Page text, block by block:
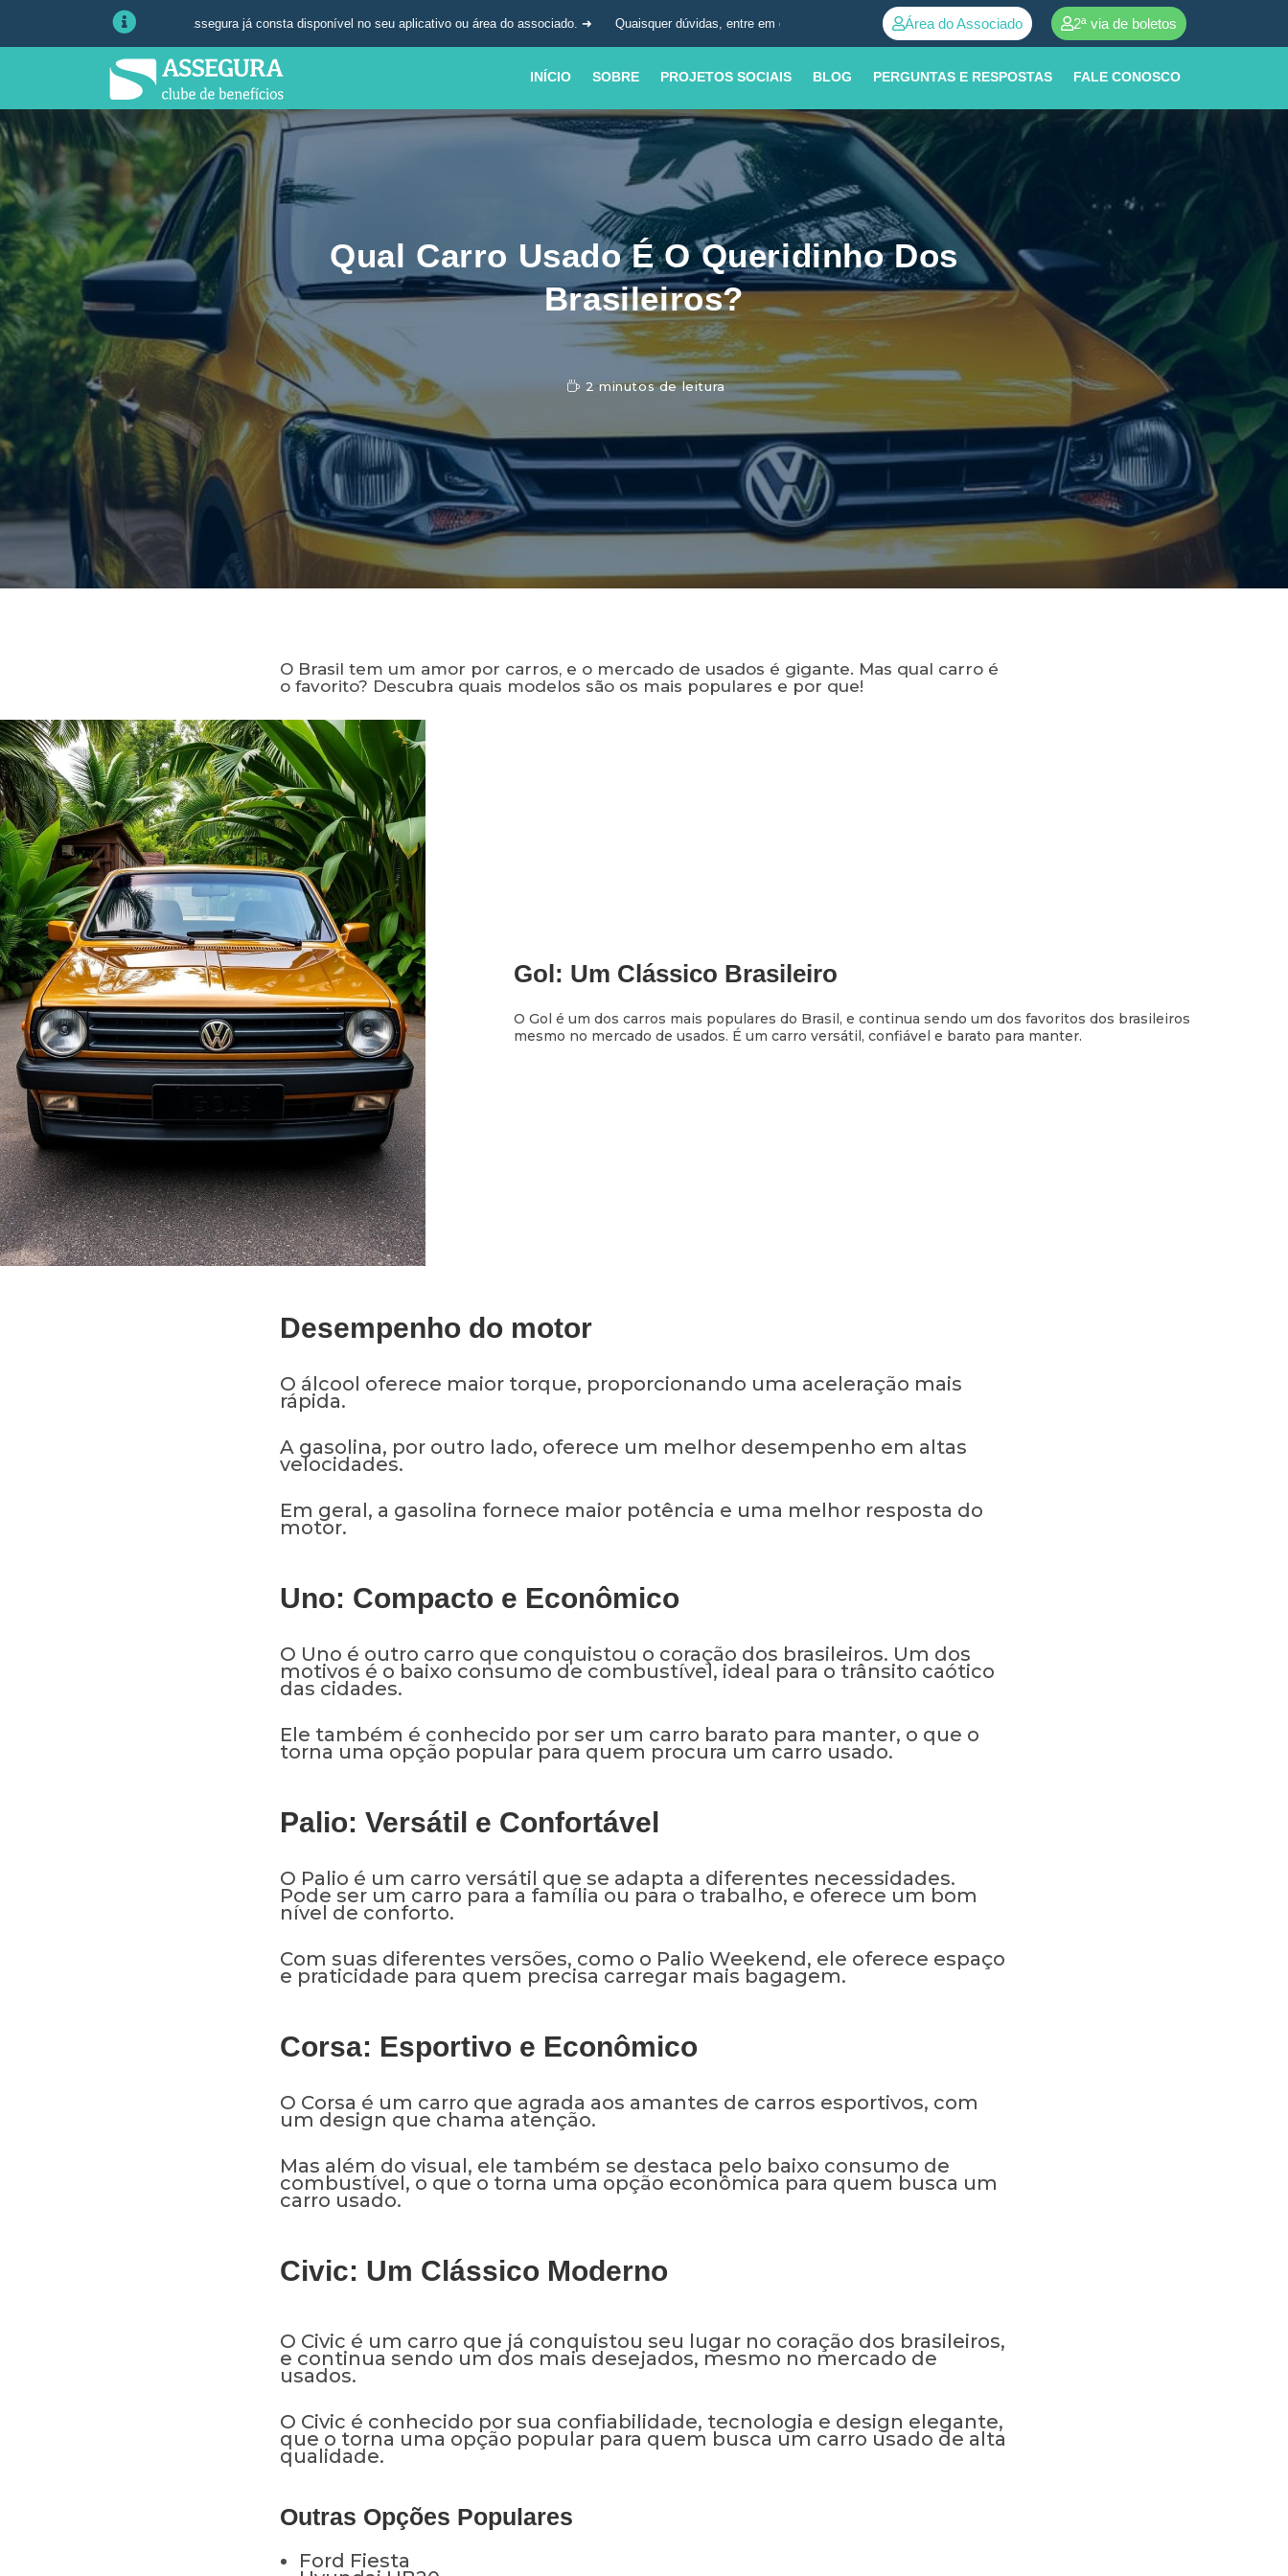
Veicular da Assegura já consta disponível no seu aplicativo ou área do associado. ➜ Quaisquer dúvidas, entre em contato com a nossa central de atendimento ➜ 0800 252 0001
Área do Associado 2ª via de boletos
INÍCIO SOBRE PROJETOS SOCIAIS BLOG PERGUNTAS E RESPOSTAS FALE CONOSCO
Qual Carro Usado É O Queridinho Dos
Brasileiros?
2 minutos de leitura
O Brasil tem um amor por carros, e o mercado de usados é gigante. Mas qual carro é
o favorito? Descubra quais modelos são os mais populares e por que!
Gol: Um Clássico Brasileiro
O Gol é um dos carros mais populares do Brasil, e continua sendo um dos favoritos dos brasileiros
mesmo no mercado de usados. É um carro versátil, confiável e barato para manter.
Desempenho do motor
O álcool oferece maior torque, proporcionando uma aceleração mais
rápida.
A gasolina, por outro lado, oferece um melhor desempenho em altas
velocidades.
Em geral, a gasolina fornece maior potência e uma melhor resposta do
motor.
Uno: Compacto e Econômico
O Uno é outro carro que conquistou o coração dos brasileiros. Um dos
motivos é o baixo consumo de combustível, ideal para o trânsito caótico
das cidades.
Ele também é conhecido por ser um carro barato para manter, o que o
torna uma opção popular para quem procura um carro usado.
Palio: Versátil e Confortável
O Palio é um carro versátil que se adapta a diferentes necessidades.
Pode ser um carro para a família ou para o trabalho, e oferece um bom
nível de conforto.
Com suas diferentes versões, como o Palio Weekend, ele oferece espaço
e praticidade para quem precisa carregar mais bagagem.
Corsa: Esportivo e Econômico
O Corsa é um carro que agrada aos amantes de carros esportivos, com
um design que chama atenção.
Mas além do visual, ele também se destaca pelo baixo consumo de
combustível, o que o torna uma opção econômica para quem busca um
carro usado.
Civic: Um Clássico Moderno
O Civic é um carro que já conquistou seu lugar no coração dos brasileiros,
e continua sendo um dos mais desejados, mesmo no mercado de
usados.
O Civic é conhecido por sua confiabilidade, tecnologia e design elegante,
que o torna uma opção popular para quem busca um carro usado de alta
qualidade.
Outras Opções Populares
Ford Fiesta